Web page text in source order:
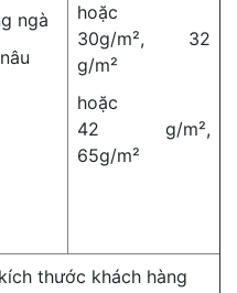
ngà
hoặc
30g/m², 32
g/m²
hoặc
42 g/m²,
65g/m²
thước khách hàng